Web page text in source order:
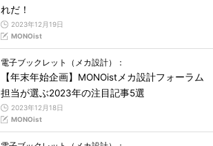
れだ！
2023年12月19日
MONOist
電子ブックレット（メカ設計）：
【年末年始企画】MONOistメカ設計フォーラム
担当が選ぶ2023年の注目記事5選
2023年12月18日
MONOist